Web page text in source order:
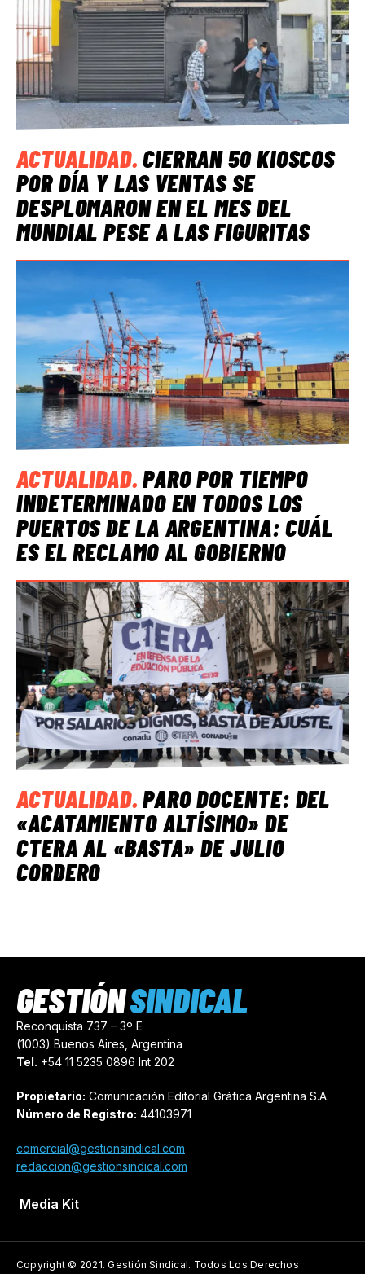
ACTUALIDAD.CIERRAN 50 KIOSCOS
POR DÍA Y LAS VENTAS SE
DESPLOMARON EN EL MES DEL
MUNDIAL PESE A LAS FIGURITAS
ACTUALIDAD.PARO POR TIEMPO
INDETERMINADO EN TODOS LOS
PUERTOS DE LA ARGENTINA: CUÁL
ES EL RECLAMO AL GOBIERNO
ACTUALIDAD.PARO DOCENTE: DEL
«ACATAMIENTO ALTÍSIMO» DE
CTERA AL «BASTA» DE JULIO
CORDERO
Reconquista 737 – 3º E
(1003) Buenos Aires, Argentina
Tel. +54 11 5235 0896 Int 202
Propietario: Comunicación Editorial Gráfica Argentina S.A.
Número de Registro: 44103971
comercial@gestionsindical.com
redaccion@gestionsindical.com
Media Kit
GESTIÓNSINDICAL
Copyright © 2021.Gestión Sindical. Todos Los Derechos